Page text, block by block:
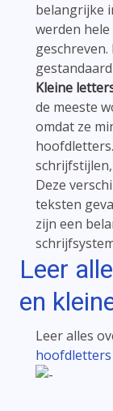
belangrijke
werden
Kleine
de meeste
omdat ze
Deze
teksten
zijn een
Leer
en
Leer alles
hoofdletters